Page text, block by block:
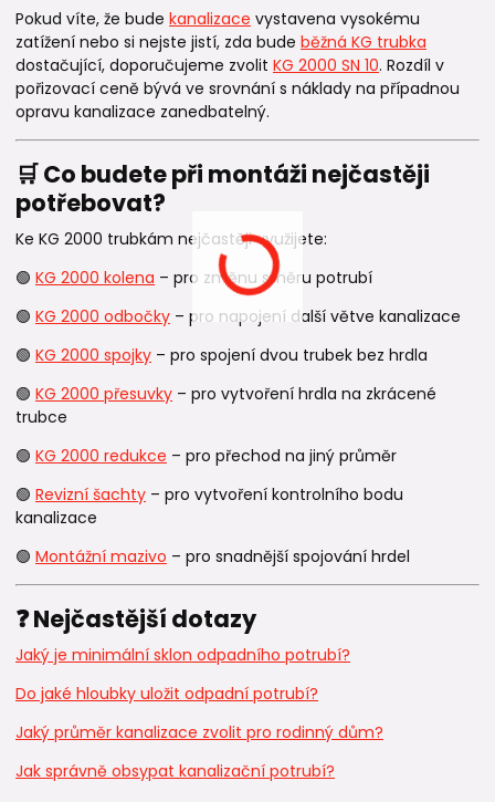
Pokud víte, že bude kanalizace vystavena vysokému
zatížení nebo si nejste jistí, zda bude běžná KG trubka
dostačující, doporučujeme zvolit KG 2000 SN 10. Rozdíl v
pořizovací ceně bývá ve srovnání s náklady na případnou
opravu kanalizace zanedbatelný.
🛒 Co budete při montáži nejčastěji
potřebovat?
Ke KG 2000 trubkám nejčastěji využijete:
🟢 KG 2000 kolena – pro změnu směru potrubí
🟢 KG 2000 odbočky – pro napojení další větve kanalizace
🟢 KG 2000 spojky – pro spojení dvou trubek bez hrdla
🟢 KG 2000 přesuvky – pro vytvoření hrdla na zkrácené
trubce
🟢 KG 2000 redukce – pro přechod na jiný průměr
🟢 Revizní šachty – pro vytvoření kontrolního bodu
kanalizace
🟢 Montážní mazivo – pro snadnější spojování hrdel
❓ Nejčastější dotazy
Jaký je minimální sklon odpadního potrubí?
Do jaké hloubky uložit odpadní potrubí?
Jaký průměr kanalizace zvolit pro rodinný dům?
Jak správně obsypat kanalizační potrubí?